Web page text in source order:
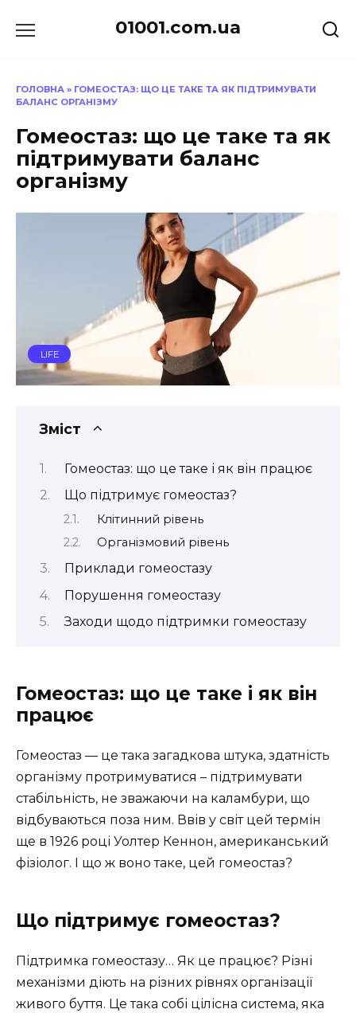
до
01001.com.ua
ГОЛОВНА » ГОМЕОСТАЗ: ЩО ЦЕ ТАКЕ ТА ЯК ПІДТРИМУВАТИ
БАЛАНС ОРГАНІЗМУ
Гомеостаз: що це таке та як
підтримувати баланс
організму
LIFE
Зміст
Гомеостаз: що це таке і як він працює
Що підтримує гомеостаз?
Клітинний рівень
Організмовий рівень
Приклади гомеостазу
Порушення гомеостазу
Заходи щодо підтримки гомеостазу
Гомеостаз: що це таке і як він
працює
Гомеостаз — це така загадкова штука, здатність
організму протримуватися – підтримувати
стабільність, не зважаючи на каламбури, що
відбуваються поза ним. Ввів у світ цей термін
ще в 1926 році Уолтер Кеннон, американський
фізіолог. І що ж воно таке, цей гомеостаз?
Що підтримує гомеостаз?
Підтримка гомеостазу… Як це працює? Різні
механізми діють на різних рівнях організації
живого буття. Це така собі цілісна система, яка